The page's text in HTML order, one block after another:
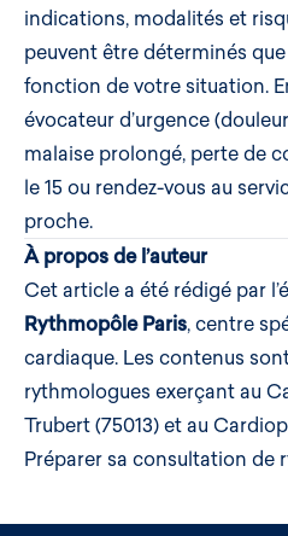
indications, modalités et
peuvent être déterminés
fonction de votre situation.
évocateur d’urgence
malaise prolongé, perte de
le 15 ou rendez-vous au
proche.
À propos de l’auteur
Cet article a été rédigé par
Rythmopôle Paris, centre
cardiaque. Les contenus
rythmologues exerçant au
Trubert (75013) et au
Préparer sa consultation de